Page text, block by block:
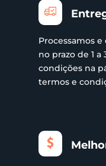
Processamos
no prazo de 1 a
condições na
termos e